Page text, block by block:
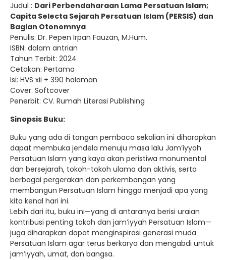
Judul : Dari Perbendaharaan Lama Persatuan Islam;
Capita Selecta Sejarah Persatuan Islam (PERSIS) dan
Bagian Otonomnya
Penulis: Dr. Pepen Irpan Fauzan, M.Hum.
ISBN: dalam antrian
Tahun Terbit: 2024
Cetakan: Pertama
Isi: HVS xii + 390 halaman
Cover: Softcover
Penerbit: CV. Rumah Literasi Publishing
Sinopsis Buku:
Buku yang ada di tangan pembaca sekalian ini diharapkan
dapat membuka jendela menuju masa lalu Jam’iyyah
Persatuan Islam yang kaya akan peristiwa monumental
dan bersejarah, tokoh-tokoh ulama dan aktivis, serta
berbagai pergerakan dan perkembangan yang
membangun Persatuan Islam hingga menjadi apa yang
kita kenal hari ini.
Lebih dari itu, buku ini—yang di antaranya berisi uraian
kontribusi penting tokoh dan jam’iyyah Persatuan Islam—
juga diharapkan dapat menginspirasi generasi muda
Persatuan Islam agar terus berkarya dan mengabdi untuk
jam’iyyah, umat, dan bangsa.